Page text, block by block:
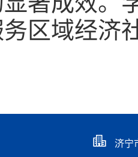
区域经济
济宁